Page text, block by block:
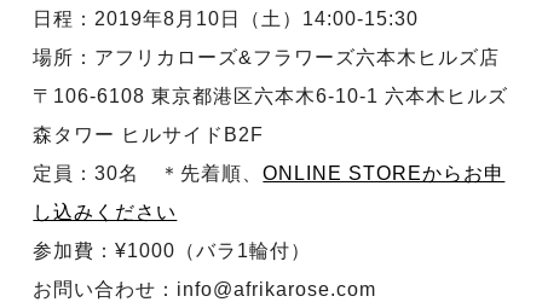
日程：2019年8月10日（土）14:00-15:30
場所：アフリカローズ&フラワーズ六本木ヒルズ店
〒106-6108 東京都港区六本木6-10-1 六本木ヒルズ
森タワー ヒルサイドB2F
定員：30名 ＊先着順、ONLINE STOREからお申
し込みください
参加費：¥1000（バラ1輪付）
お問い合わせ：info@afrikarose.com